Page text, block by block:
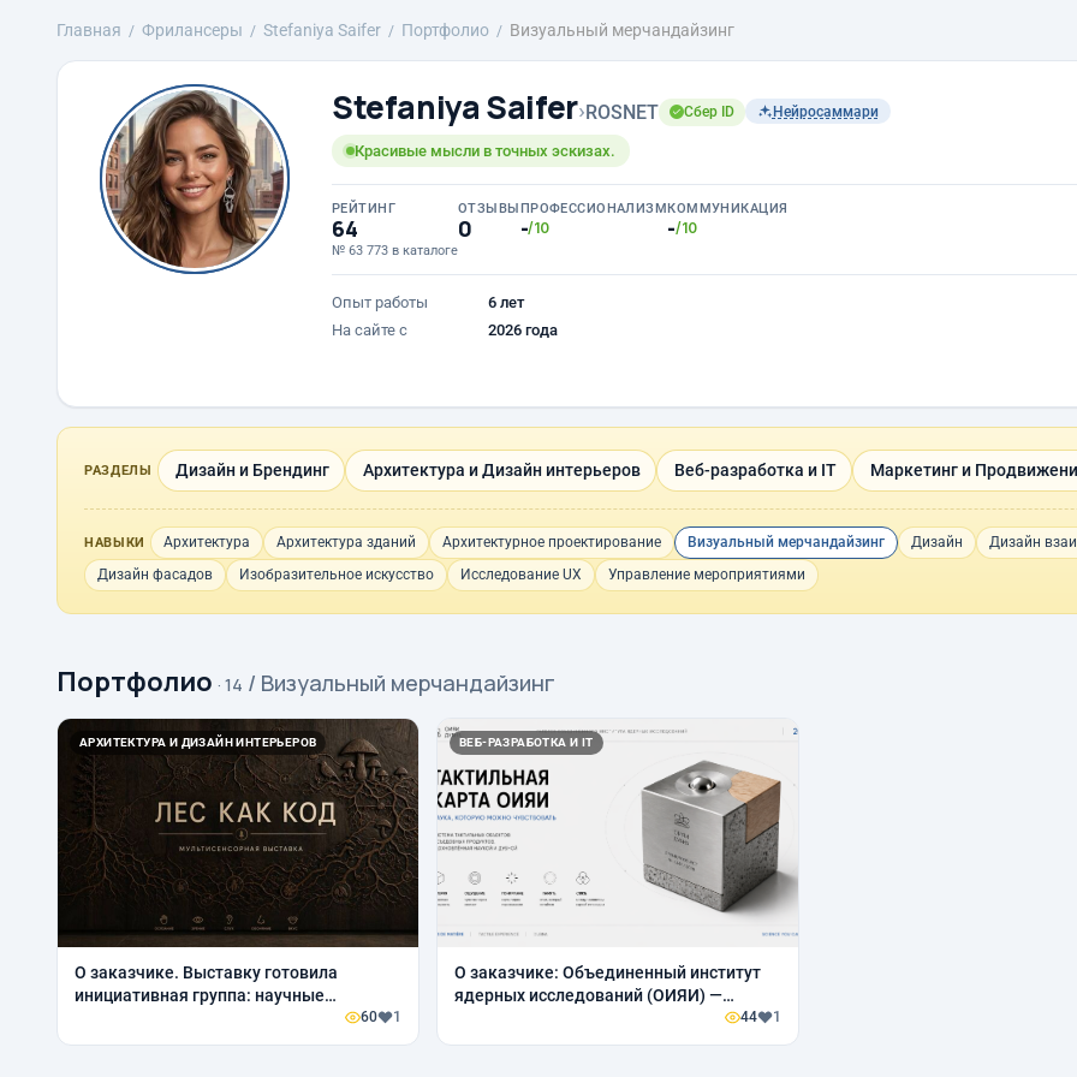
Главная Фрилансеры Stefaniya Saifer Портфолио Визуальный мерчандайзинг
Stefaniya Saifer›ROSNET Сбер ID Нейросаммари
Красивые мысли в точных эскизах.
РЕЙТИНГ
64
№ 63 773 в каталоге
ОТЗЫВЫ
0
ПРОФЕССИОНАЛИЗМ
-/10
КОММУНИКАЦИЯ
-/10
Опыт работы
6 лет
На сайте с
2026 года
РАЗДЕЛЫ Дизайн и Брендинг Архитектура и Дизайн интерьеров Веб-разработка и IT Маркетинг и
НАВЫКИ Архитектура Архитектура зданий Архитектурное проектирование Визуальный мерчандайзинг Дизайн Дизайн
Дизайн фасадов
Изобразительное искусство Исследование UX Управление мероприятиями
Портфолио · 14 / Визуальный мерчандайзинг
АРХИТЕКТУРА И ДИЗАЙН ИНТЕРЬЕРОВ
О заказчике. Выставку готовила
инициативная группа: научные
сотрудники Объединенного института
ядерных исследований совместно с
60 1
ВЕБ-РАЗРАБОТКА И IT
О заказчике: Объединенный институт
ядерных исследований (ОИЯИ) —
исследовательская организация,
44 1